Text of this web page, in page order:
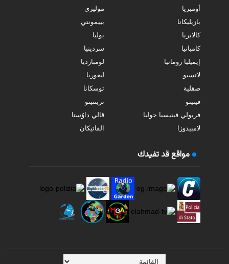
أومبريا
موليزي
بازيليكاتا
بييمونتي
كالابريا
بوليا
كامبانيا
سردينيا
إيميليا رومانيا
لومبارديا
لاتسيو
ليغوريا
صقلية
توسكانا
فينيتو
ترينتينو
فريولي فينيسيا جوليا
ڤالي داوُستا
لامبيدوزا
الفاتيكان
مواقع قد تفيدك